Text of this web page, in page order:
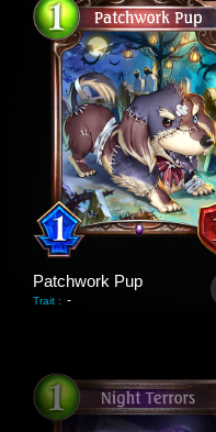
Patchwork Pup
Trait : -